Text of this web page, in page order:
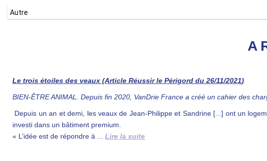
Autre
Le trois étoiles des veaux (Article Réussir le Périgord du 26/11/2021)
BIEN-ÊTRE ANIMAL. Depuis fin 2020, VanDrie France a créé un cahier des
Depuis un an et demi, les veaux de Jean-Philippe et Sandrine [...] ont un
investi dans un bâtiment premium.
« L’idée est de répondre à ... Lire la suite